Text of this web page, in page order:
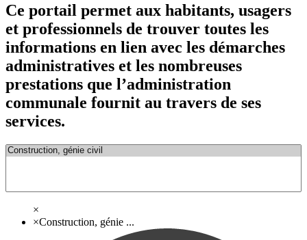
Ce portail permet aux habitants, usagers
et professionnels de trouver toutes les
informations en lien avec les démarches
administratives et les nombreuses
prestations que l’administration
communale fournit au travers de ses
services.
×
×Construction, génie ...